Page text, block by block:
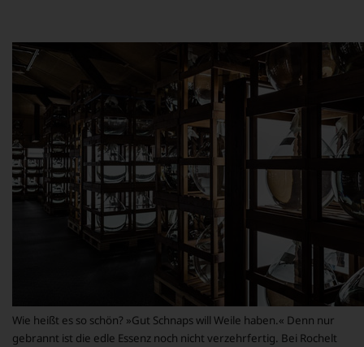
Wie heißt es so schön? »Gut Schnaps will Weile haben.« Denn nur
gebrannt ist die edle Essenz noch nicht verzehrfertig. Bei Rochelt